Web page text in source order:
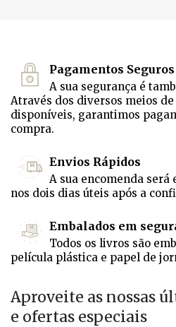
Pagamentos Seguros
A sua segurança é
Através dos diversos meios
disponíveis, garantimos
compra.
Envios Rápidos
A sua encomenda
nos dois dias úteis após a
Embalados em
Todos os livros são
película plástica e papel de
Aproveite as nossas
e ofertas especiais